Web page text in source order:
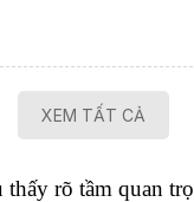
XEM TẤT CẢ
rõ tầm quan